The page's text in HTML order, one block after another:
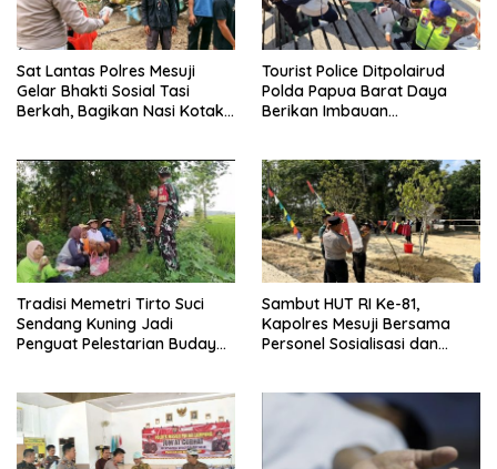
Sat Lantas Polres Mesuji
Gelar Bhakti Sosial Tasi
Berkah, Bagikan Nasi Kotak
Tourist Police Ditpolairud
Polda Papua Barat Daya
Berikan Imbauan
Tradisi Memetri Tirto Suci
Sendang Kuning Jadi
Penguat Pelestarian Budaya
Sambut HUT RI Ke-81,
Kapolres Mesuji Bersama
Personel Sosialisasi dan
Pengguna Jalan